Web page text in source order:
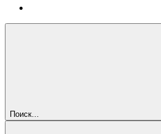
Поиск...